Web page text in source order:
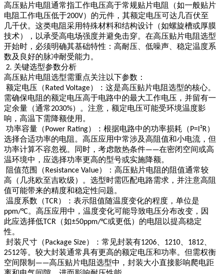
高压贴片电阻通常指工作电压高于常规贴片电阻（如一般贴片
电阻工作电压低于200V）的元件，其额定电压可达几百伏至
几千伏。这类电阻采用特殊材料和结构设计（如螺旋槽或厚膜
技术），以承受高电场强度并避免击穿。在高压贴片电阻选型
开始时，必须明确其基础特性：高耐压、低噪声、稳定温度系
数及良好的脉冲耐受能力。
2. 关键选型参数分析
高压贴片电阻选型需重点关注以下参数：
额定电压（ Rated Voltage）：这是高压贴片电阻选型的核心。
需确保电阻的额定电压高于电路中的最大工作电压，并留有一
定余量（通常2030%）。注意，额定电压可能受环境温度影
响，高温下需降额使用。
功率容量（ Power Rating）：根据电路中的功率损耗（ P=I²R）
选择合适功率的电阻。高压应用中常涉及高阻值和小电流，但
功率计算不容忽视。同时，考虑散热条件——在密闭空间或高
温环境中，应选择功率更高的型号或实施降额。
阻值范围（ Resistance Value）：高压贴片电阻的阻值通常较
高（几兆欧至吉欧级）。选型时需匹配电路需求，并注意高阻
值可能带来的精度和稳定性问题。
温度系数（TCR）：表示阻值随温度变化的程度，单位是
ppm/°C。高压应用中，温度变化可能导致电压分布改变，因
此应选择低TCR （如±50ppm/°C或更低）的电阻以提高稳定
性。
封装尺寸（ Package Size）：常见封装有1206 1210 1812
2512等。较大封装通常具有更高的额定电压和功率。但需权衡
空间限制 ——高压贴片电阻选型中，封装大小直接影响爬电距